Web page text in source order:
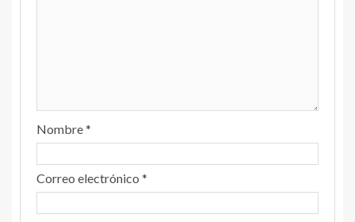
Nombre*
Correo electrónico *